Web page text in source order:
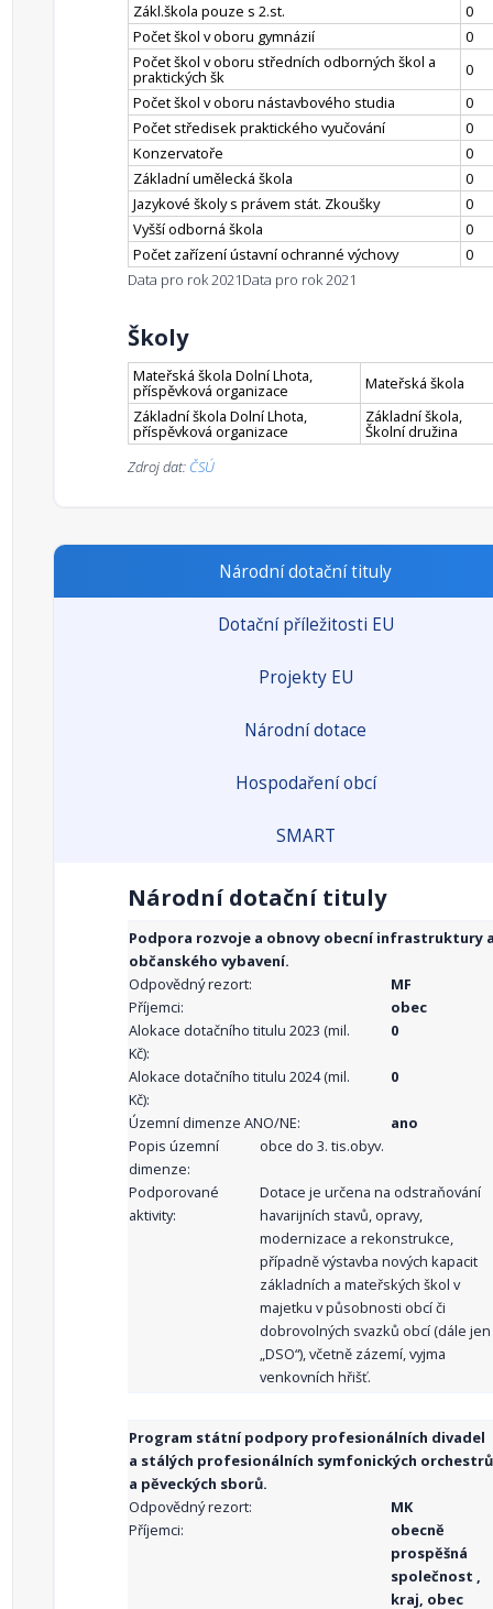
Zákl.škola pouze s 2.st.
0
Počet škol v oboru gymnázií
0
Počet škol v oboru středních odborných škol a
praktických šk
0
Počet škol v oboru nástavbového studia
0
Počet středisek praktického vyučování
0
Konzervatoře
0
Základní umělecká škola
0
Jazykové školy s právem stát. Zkoušky
0
Vyšší odborná škola
0
Počet zařízení ústavní ochranné výchovy
0
Data pro rok 2021Data pro rok 2021
Školy
Mateřská škola Dolní Lhota,
příspěvková organizace
Mateřská škola
Základní škola Dolní Lhota,
příspěvková organizace
Základní škola,
Školní družina
Zdroj dat: ČSÚ
Národní dotační tituly
Dotační příležitosti EU
Projekty EU
Národní dotace
Hospodaření obcí
SMART
Národní dotační tituly
Podpora rozvoje a obnovy obecní infrastruktury
občanského vybavení.
Odpovědný rezort:
MF
Příjemci:
obec
Alokace dotačního titulu 2023 (mil.
Kč):
0
Alokace dotačního titulu 2024 (mil.
Kč):
0
Územní dimenze ANO/NE:
ano
Popis územní
dimenze:
obce do 3. tis.obyv.
Podporované
aktivity:
Dotace je určena na odstraňování
havarijních stavů, opravy,
modernizace a rekonstrukce,
případně výstavba nových kapacit
základních a mateřských škol v
majetku v působnosti obcí či
dobrovolných svazků obcí (dále jen
„DSO“), včetně zázemí, vyjma
venkovních hřišť.
Program státní podpory profesionálních divadel
a stálých profesionálních symfonických orchestrů
a pěveckých sborů.
Odpovědný rezort:
MK
Příjemci:
obecně
prospěšná
společnost ,
kraj, obec